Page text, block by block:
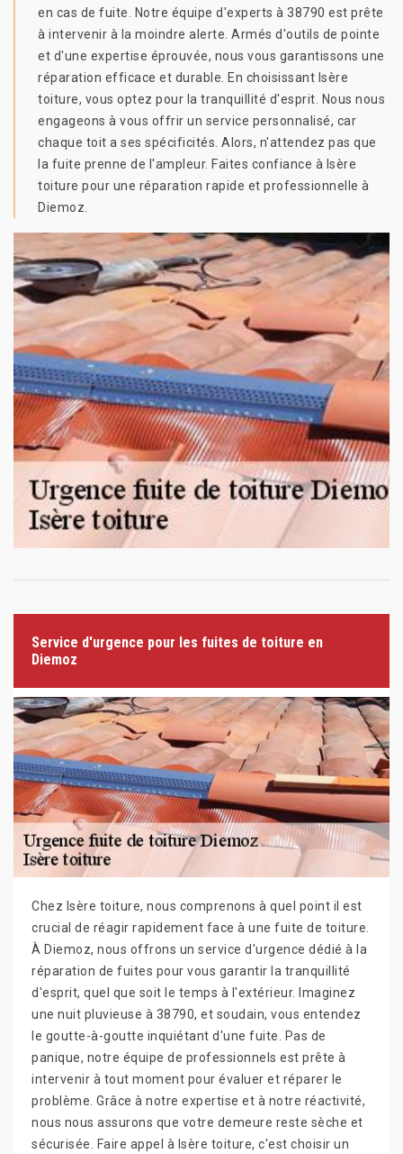
en cas de fuite. Notre équipe d'experts à 38790 est prête
à intervenir à la moindre alerte. Armés d'outils de pointe
et d'une expertise éprouvée, nous vous garantissons une
réparation efficace et durable. En choisissant Isère
toiture, vous optez pour la tranquillité d'esprit. Nous nous
engageons à vous offrir un service personnalisé, car
chaque toit a ses spécificités. Alors, n'attendez pas que
la fuite prenne de l'ampleur. Faites confiance à Isère
toiture pour une réparation rapide et professionnelle à
Diemoz.
Service d'urgence pour les fuites de toiture en
Diemoz
Chez Isère toiture, nous comprenons à quel point il est
crucial de réagir rapidement face à une fuite de toiture.
À Diemoz, nous offrons un service d'urgence dédié à la
réparation de fuites pour vous garantir la tranquillité
d'esprit, quel que soit le temps à l'extérieur. Imaginez
une nuit pluvieuse à 38790, et soudain, vous entendez
le goutte-à-goutte inquiétant d'une fuite. Pas de
panique, notre équipe de professionnels est prête à
intervenir à tout moment pour évaluer et réparer le
problème. Grâce à notre expertise et à notre réactivité,
nous nous assurons que votre demeure reste sèche et
sécurisée. Faire appel à Isère toiture, c'est choisir un